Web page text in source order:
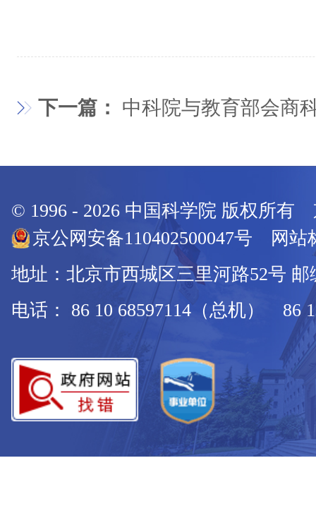
下一篇： 中科院与教育部会商
© 1996 - 2026 中国科学院 版权所有
京公网安备110402500047号 网站
地址：北京市西城区三里河路52号 邮
电话： 86 10 68597114（总机） 86